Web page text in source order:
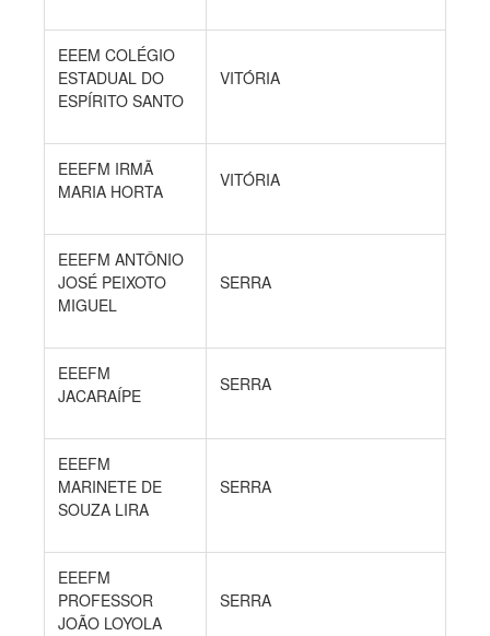
EEEM COLÉGIO
ESTADUAL DO
ESPÍRITO SANTO
VITÓRIA
EEEFM IRMÃ
MARIA HORTA
VITÓRIA
EEEFM ANTÔNIO
JOSÉ PEIXOTO
MIGUEL
SERRA
EEEFM
JACARAÍPE
SERRA
EEEFM
MARINETE DE
SOUZA LIRA
SERRA
EEEFM
PROFESSOR
JOÃO LOYOLA
SERRA